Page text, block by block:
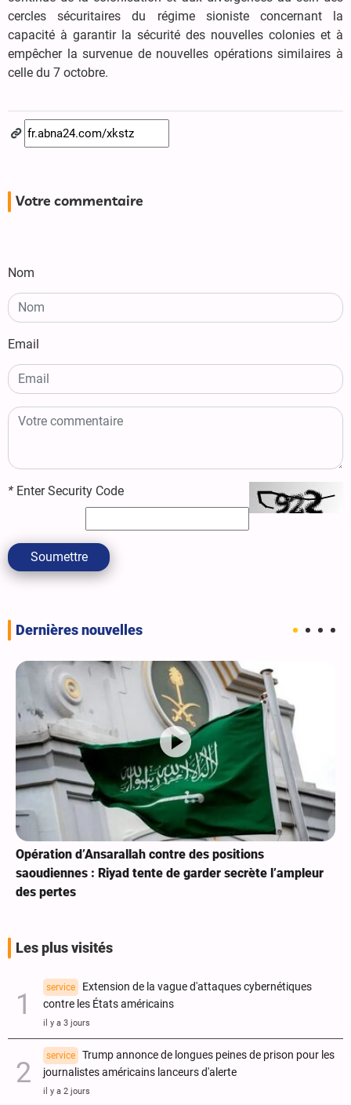
cercles sécuritaires du régime sioniste concernant la
capacité à garantir la sécurité des nouvelles colonies et à
empêcher la survenue de nouvelles opérations similaires à
celle du 7 octobre.
Votre commentaire
Nom
Email
* Enter Security Code
Soumettre
Dernières nouvelles
Opération d’Ansarallah contre des positions
saoudiennes : Riyad tente de garder secrète l’ampleur
des pertes
Les plus visités
service
Extension de la vague d'attaques cybernétiques
contre les États américains
il y a 3 jours
service
Trump annonce de longues peines de prison pour les
journalistes américains lanceurs d'alerte
il y a 2 jours